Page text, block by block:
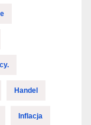
Handel
Inflacja